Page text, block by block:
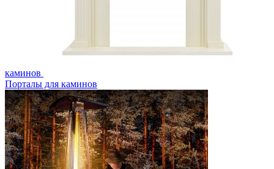
каминов
Порталы для каминов